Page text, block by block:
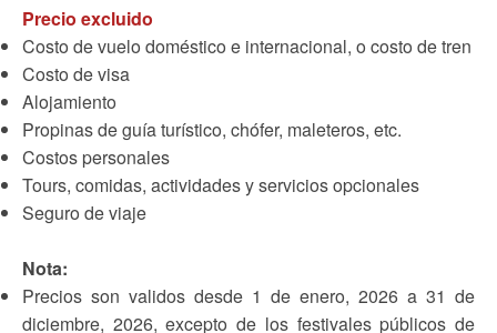
Precio excluido
Costo de vuelo doméstico e internacional, o costo de tren
Costo de visa
Alojamiento
Propinas de guía turístico, chófer, maleteros, etc.
Costos personales
Tours, comidas, actividades y servicios opcionales
Seguro de viaje
Nota:
Precios son validos desde 1 de enero, 2026 a 31 de
diciembre, 2026, excepto de los festivales públicos de